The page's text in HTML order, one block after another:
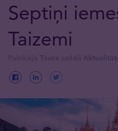
Septiņi
Taizemi